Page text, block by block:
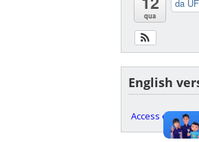
qua
da
English
Access our